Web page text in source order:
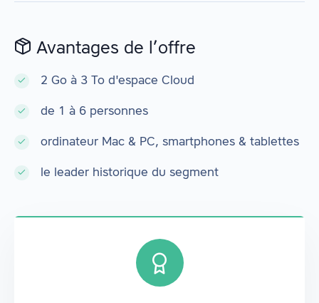
Avantages de l’offre
2 Go à 3 To d'espace Cloud
de 1 à 6 personnes
ordinateur Mac & PC, smartphones & tablettes
le leader historique du segment